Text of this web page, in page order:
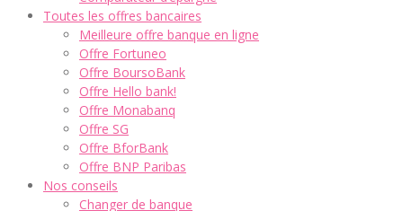
Toutes les offres bancaires
Meilleure offre banque en ligne
Offre Fortuneo
Offre BoursoBank
Offre Hello bank!
Offre Monabanq
Offre SG
Offre BforBank
Offre BNP Paribas
Nos conseils
Changer de banque